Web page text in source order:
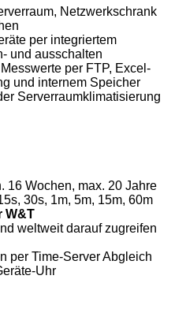
Netzwerkschrank
per integriertem
und ausschalten
per FTP, Excel-
und internem Speicher
Serverraumklimatisierung
16 Wochen, max. 20 Jahre
30s, 1m, 5m, 15m, 60m
W&T
weltweit darauf zugreifen
per Time-Server Abgleich
Uhr